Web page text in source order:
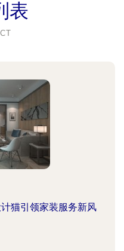
表
猫引领家装服务新风